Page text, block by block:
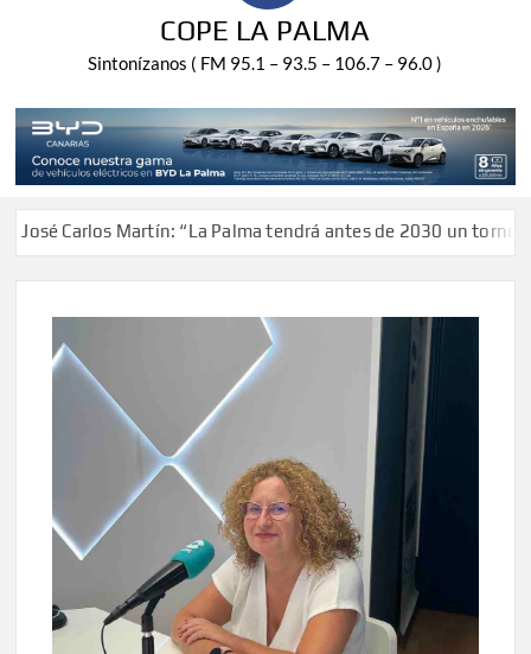
COPE LA PALMA
Sintonízanos ( FM 95.1 – 93.5 – 106.7 – 96.0 )
Martín: “La Palma tendrá antes de 2030 un torneo de